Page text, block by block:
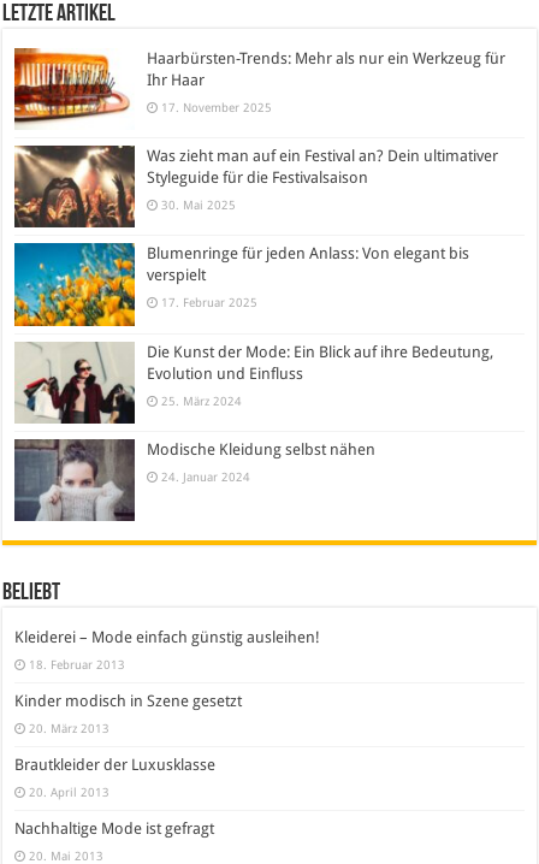
Letzte Artikel
Haarbürsten-Trends: Mehr als nur ein Werkzeug für
Ihr Haar
17. November 2025
Was zieht man auf ein Festival an? Dein ultimativer
Styleguide für die Festivalsaison
30. Mai 2025
Blumenringe für jeden Anlass: Von elegant bis
verspielt
17. Februar 2025
Die Kunst der Mode: Ein Blick auf ihre Bedeutung,
Evolution und Einfluss
25. März 2024
Modische Kleidung selbst nähen
24. Januar 2024
Beliebt
Kleiderei – Mode einfach günstig ausleihen!
18. Februar 2013
Kinder modisch in Szene gesetzt
20. März 2013
Brautkleider der Luxusklasse
20. April 2013
Nachhaltige Mode ist gefragt
20. Mai 2013